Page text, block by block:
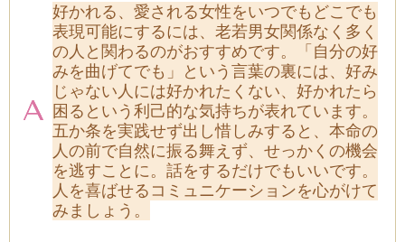
好かれる、愛される女性をいつでもどこでも
表現可能にするには、老若男女関係なく多く
の人と関わるのがおすすめです。「自分の好
みを曲げてでも」という言葉の裏には、好み
じゃない人には好かれたくない、好かれたら
困るという利己的な気持ちが表れています。
五か条を実践せず出し惜しみすると、本命の
人の前で自然に振る舞えず、せっかくの機会
を逃すことに。話をするだけでもいいです。
人を喜ばせるコミュニケーションを心がけて
みましょう。